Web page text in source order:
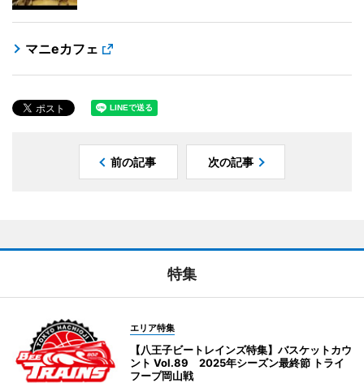
マニeカフェ
前の記事 次の記事
特集
エリア特集
【八王子ビートレインズ特集】バスケットカウ
ント Vol.89 2025年シーズン最終節 トライ
フープ岡山戦